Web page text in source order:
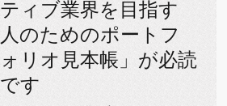
ティブ業界を目指す
人のためのポートフ
ォリオ見本帳」が必読
です